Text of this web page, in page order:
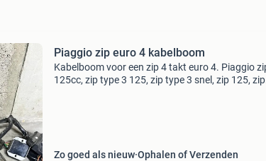
Piaggio zip euro 4 kabelboom
Kabelboom voor een zip 4 takt euro 4. Piaggio zip,
125cc, zip type 3 125, zip type 3 snel, zip 125, zip
Zo goed als nieuw Ophalen of Verzenden